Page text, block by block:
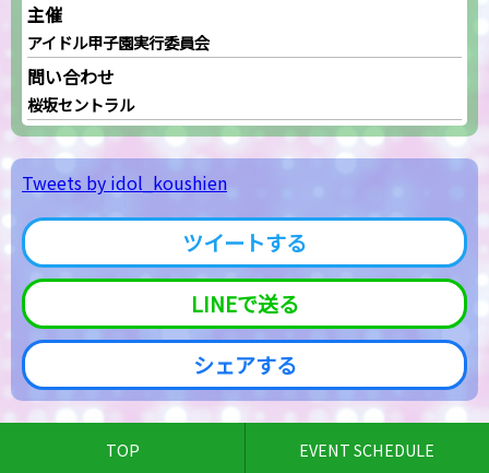
主催
アイドル甲子園実行委員会
問い合わせ
桜坂セントラル
Tweets by idol_koushien
ツイートする
LINEで送る
シェアする
TOP EVENT SCHEDULE